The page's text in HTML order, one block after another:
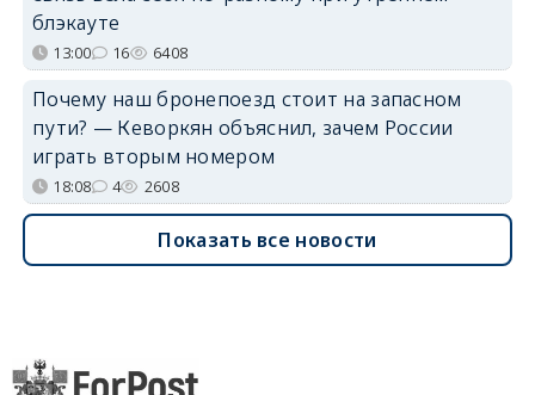
блэкауте
13:00 16 6408
Почему наш бронепоезд стоит на запасном
пути? — Кеворкян объяснил, зачем России
играть вторым номером
18:08 4 2608
Показать все новости